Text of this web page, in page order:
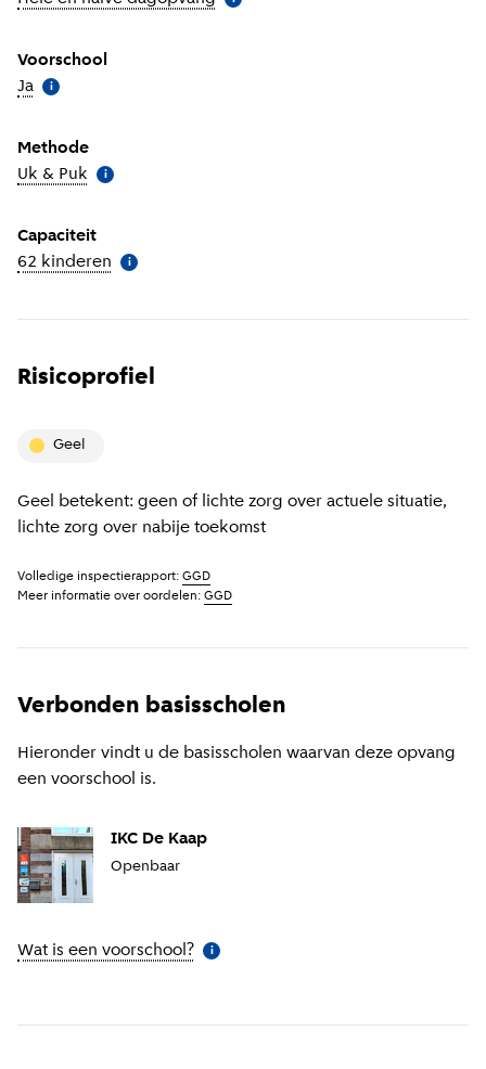
Voorschool
Ja Meer informatie
i
Methode
Uk & Puk Meer informatie
i
Capaciteit
62 kinderen Meer informatie
i
Risicoprofiel
geel
Geel betekent: geen of lichte zorg over actuele situatie,
lichte zorg over nabije toekomst
Volledige inspectierapport: GGD
Meer informatie over oordelen: GGD
Verbonden basisscholen
Hieronder vindt u de basisscholen waarvan deze opvang
een voorschool is.
IKC De Kaap
Openbaar
Wat is een voorschool? Meer informatie
i